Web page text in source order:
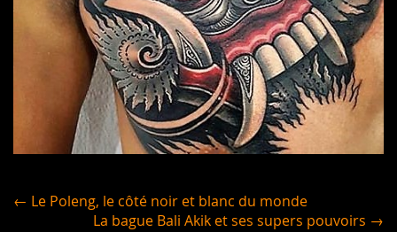
← Le Poleng, le côté noir et blanc du monde
La bague Bali Akik et ses supers pouvoirs →